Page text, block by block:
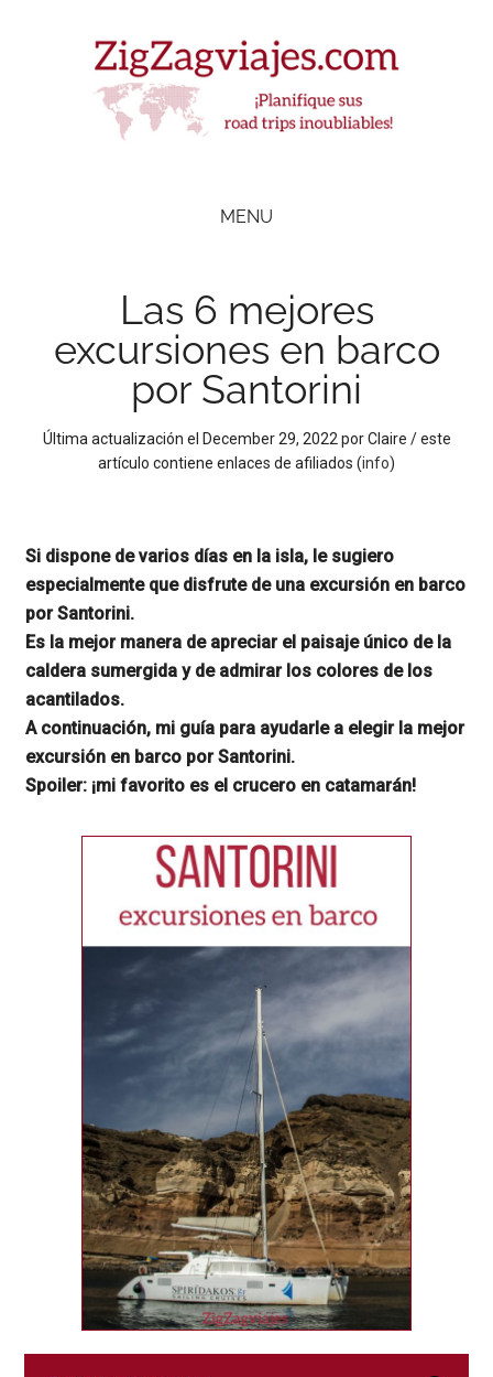
MENU
Las 6 mejores
excursiones en barco
por Santorini
Última actualización el December 29, 2022 porClaire / este
artículo contiene enlaces de afiliados (info)
Si dispone de varios días en la isla, le sugiero
especialmente que disfrute de una excursión en barco
por Santorini.
Es la mejor manera de apreciar el paisaje único de la
caldera sumergida y de admirar los colores de los
acantilados.
A continuación, mi guía para ayudarle a elegir la mejor
excursión en barco por Santorini.
Spoiler: ¡mi favorito es el crucero en catamarán!